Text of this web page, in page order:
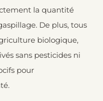
la quantité
De plus, tous
biologique,
sans pesticides ni
pour